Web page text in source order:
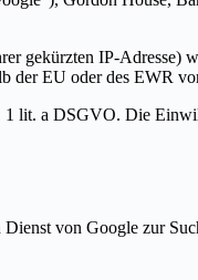
gekürzten IP-
der EU oder des EWR
lit. a DSGVO. Die
von Google zur